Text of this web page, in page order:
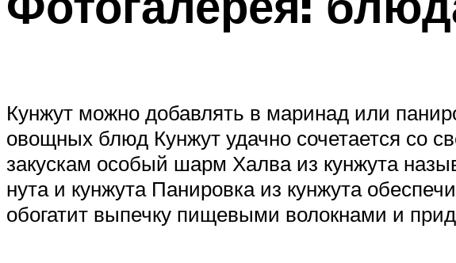
Кунжут можно добавлять в маринад или
овощных блюд Кунжут удачно сочетается
закускам особый шарм Халва из кунжута
нута и кунжута Панировка из кунжута
обогатит выпечку пищевыми волокнами и